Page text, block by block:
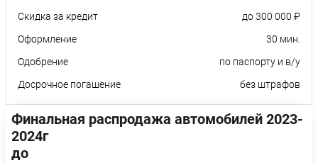
Скидка за кредит
до 300 000 ₽
Оформление
30 мин.
Одобрение
по паспорту и в/у
Досрочное погашение
без штрафов
Финальная распродажа автомобилей 2023-
2024г
до